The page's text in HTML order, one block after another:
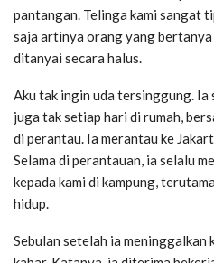
pantangan. Telinga kami sangat
saja artinya orang yang
ditanyai secara halus.
Aku tak ingin uda tersinggung. Ia
juga tak setiap hari di rumah,
di perantau. Ia merantau ke
Selama di perantauan, ia selalu
kepada kami di kampung,
hidup.
Sebulan setelah ia meninggalkan